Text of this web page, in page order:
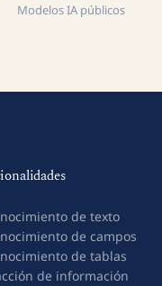
Modelos IA públicos
de texto
de campos
de tablas
de información